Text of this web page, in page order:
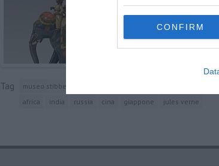
CONFIRM
Tag museo stibbert
africa
india russia cina giappone jules verne